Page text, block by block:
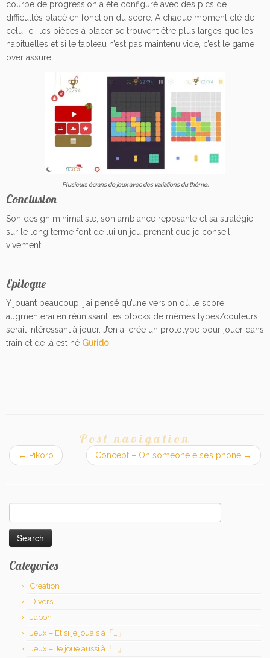
courbe de progression a été configuré avec des pics de
difficultés placé en fonction du score. A chaque moment clé de
celui-ci, les pièces à placer se trouvent être plus larges que les
habituelles et si le tableau n’est pas maintenu vide, c’est le game
over assuré.
Plusieursécrans de jeux avec des variations du thème.
Conclusion
Son design minimaliste, son ambiance reposante et sa stratégie
sur le long terme font de lui un jeu prenant que je conseil
vivement.
Epilogue
Y jouant beaucoup, j’ai pensé qu’une version où le score
augmenterai en réunissant les blocks de mêmes types/couleurs
serait intéressant à jouer. J’en ai crée un prototype pour jouer dans
train et de là est né Gurido.
Post navigation
← Pikoro Concept – On someone else’s phone →
for:
Categories
Création
Divers
Japon
Jeux – Et si je jouais à「…」
Jeux – Je joue aussi à「…」